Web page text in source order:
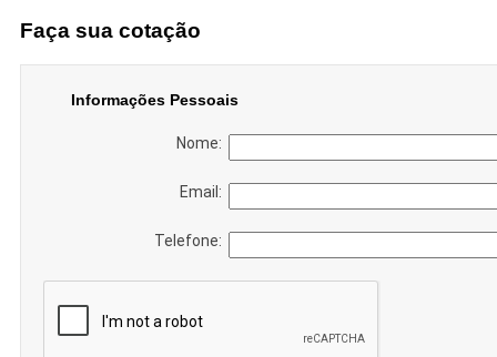
Faça sua cotação
Informações Pessoais
Nome:
Email:
Telefone: